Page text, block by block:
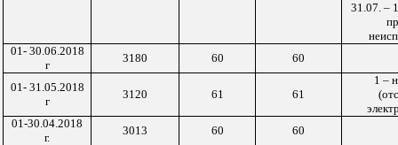
31.07. –
01- 30.06.2018
г
3180 60 60
01- 31.05.2018
г
3120 61 61
1 –
01-30.04.2018
г.
3013 60
60